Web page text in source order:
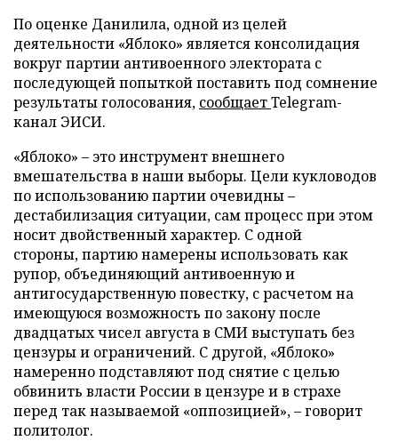
По оценке Данилила, одной из целей
деятельности «Яблоко» является консолидация
вокруг партии антивоенного электората с
последующей попыткой поставить под сомнение
результаты голосования, сообщаетTelegram-
канал ЭИСИ.
«Яблоко» – это инструмент внешнего
вмешательства в наши выборы. Цели кукловодов
по использованию партии очевидны –
дестабилизация ситуации, сам процесс при этом
носит двойственный характер. С одной
стороны, партию намерены использовать как
рупор, объединяющий антивоенную и
антигосударственную повестку, с расчетом на
имеющуюся возможность по закону после
двадцатых чисел августа в СМИ выступать без
цензуры и ограничений. С другой, «Яблоко»
намеренно подставляют под снятие с целью
обвинить власти России в цензуре и в страхе
перед так называемой «оппозицией», – говорит
политолог.